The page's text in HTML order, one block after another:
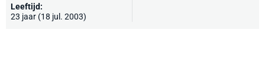
Leeftijd:
23 jaar (18 jul. 2003)